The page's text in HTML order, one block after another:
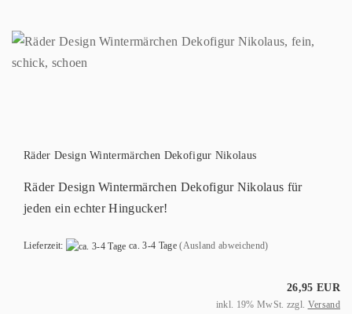
Räder Design Wintermärchen Dekofigur Nikolaus
Räder Design Wintermärchen Dekofigur Nikolaus für
jeden ein echter Hingucker!
Lieferzeit: ca. 3-4 Tage (Ausland abweichend)
26,95 EUR
inkl. 19% MwSt. zzgl. Versand